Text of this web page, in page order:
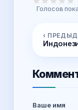
Голосов
‹
Ваше имя